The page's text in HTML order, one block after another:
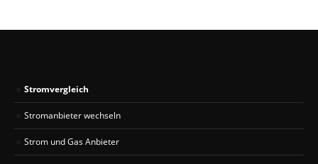
Stromvergleich
Stromanbieter wechseln
Strom und Gas Anbieter